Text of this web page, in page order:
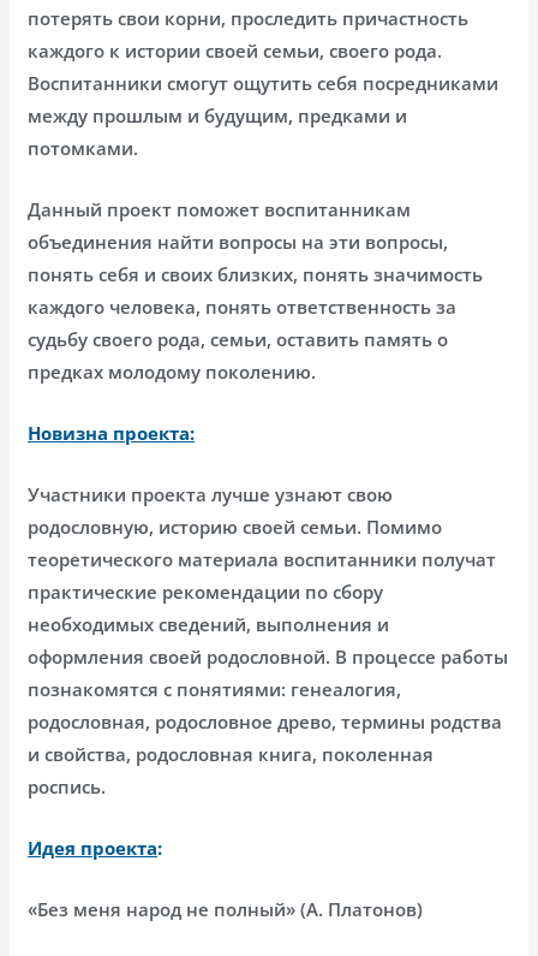
потерять свои корни, проследить причастность
каждого к истории своей семьи, своего рода.
Воспитанники смогут ощутить себя посредниками
между прошлым и будущим, предками и
потомками.
Данный проект поможет воспитанникам
объединения найти вопросы на эти вопросы,
понять себя и своих близких, понять значимость
каждого человека, понять ответственность за
судьбу своего рода, семьи, оставить память о
предках молодому поколению.
Новизна проекта:
Участники проекта лучше узнают свою
родословную, историю своей семьи. Помимо
теоретического материала воспитанники получат
практические рекомендации по сбору
необходимых сведений, выполнения и
оформления своей родословной. В процессе работы
познакомятся с понятиями: генеалогия,
родословная, родословное древо, термины родства
и свойства, родословная книга, поколенная
роспись.
Идея проекта:
«Без меня народ не полный» (А. Платонов)